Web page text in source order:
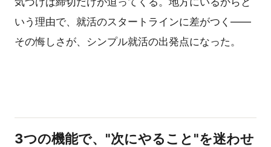
いう理由で、就活のスタートラインに差がつく——
その悔しさが、シンプル就活の出発点になった。
3つの機能で、"次にやること"を迷わせ